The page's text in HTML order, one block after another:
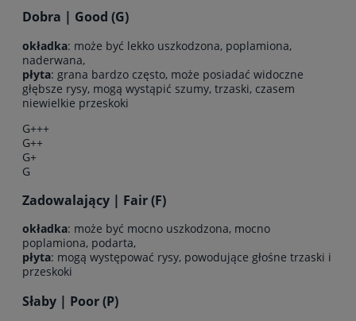
Dobra | Good (G)
okładka: może być lekko uszkodzona, poplamiona,
naderwana,
płyta: grana bardzo często, może posiadać widoczne
głębsze rysy, mogą wystąpić szumy, trzaski, czasem
niewielkie przeskoki
G+++
G++
G+
G
Zadowalający | Fair (F)
okładka: może być mocno uszkodzona, mocno
poplamiona, podarta,
płyta: mogą występować rysy, powodujące głośne trzaski i
przeskoki
Słaby | Poor (P)